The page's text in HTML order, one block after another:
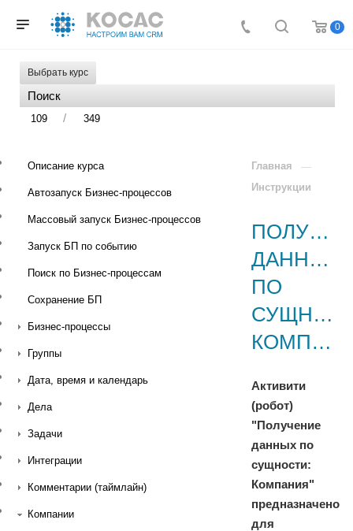
0
Выбрать курс
109 / 349
Описание курса
Автозапуск Бизнес-процессов
Массовый запуск Бизнес-процессов
Запуск БП по событию
Поиск по Бизнес-процессам
Сохранение БП
Бизнес-процессы
Группы
Дата, время и календарь
Дела
Задачи
Интеграции
Комментарии (таймлайн)
Компании
Главная
Инструкции
ДАННЫХ
ПО
КОМПАНИЯ
Активити
(робот)
"Получение
данных по
сущности:
Компания"
предназначено
для